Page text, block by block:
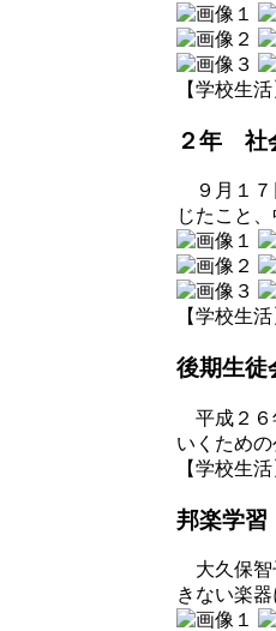
【学校生
２年 社
９月１７
じたこと
【学校生
後期生徒
平成２６
いくため
【学校生
邦楽学習
大久保智
きない楽